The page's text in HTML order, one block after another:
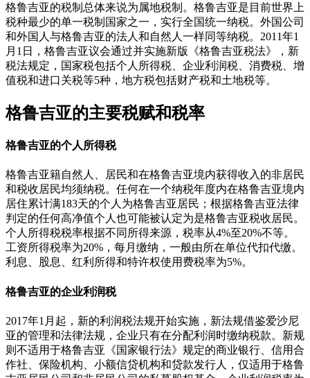
格鲁吉亚的税制总体来说为属地税制。格鲁吉亚是目前世界上
税种最少的单一税制国家之一，实行全国统一纳税。外国公司
和外国人与格鲁吉亚的法人和自然人一样同等纳税。2011年1
月1日，格鲁吉亚议会通过并实施新版《格鲁吉亚税法》，新
税法规定，国家税包括个人所得税、企业利润税、消费税、增
值税和进口关税等5种，地方税包括财产税和土地税等。
格鲁吉亚的主要税赋和税率
格鲁吉亚的个人所得税
格鲁吉亚籍自然人、居民和在格鲁吉亚境内获得收入的非居民
和税收居民均须纳税。任何在一个纳税年度内在格鲁吉亚境内
居住累计满183天的个人为格鲁吉亚居民；根据格鲁吉亚法律
判定的任何高净值个人也可能被认定为是格鲁吉亚税收居民。
个人所得税税率根据不同所得来源，税率从4%至20%不等。
工资所得税率为20%，每月缴纳，一般由所在单位代扣代缴。
利息、股息、红利所得和特许权使用费税率为5%。
格鲁吉亚的企业利润税
2017年1月起，新的利润税法规开始实施，新法规借鉴爱沙尼
亚的管理和法律法规，企业只有在分配利润时缴纳税款。新规
则不适用于格鲁吉亚《国家银行法》规定的商业银行、信用合
作社、保险机构、小额信贷机构和贷款发行人，仅适用于格鲁